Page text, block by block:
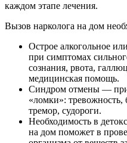
каждом этапе лечения.
Вызов нарколога на дом
Острое алкогольное
при симптомах
сознания, рвота,
медицинская помощь.
Синдром отмены —
«ломки»: тревожность,
тремор, судороги.
Необходимость в
на дом поможет в